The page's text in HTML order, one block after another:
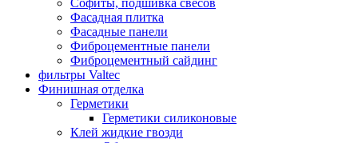
Софиты, подшивка свесов
Фасадная плитка
Фасадные панели
Фиброцементные панели
Фиброцементный сайдинг
фильтры Valtec
Финишная отделка
Герметики
Герметики силиконовые
Клей жидкие гвозди